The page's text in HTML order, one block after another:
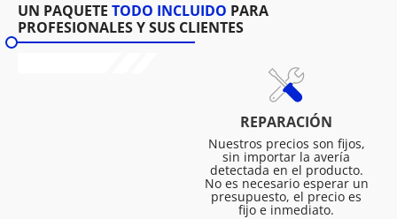
UN PAQUETE TODO INCLUIDO PARA
PROFESIONALES Y SUS CLIENTES
REPARACIÓN
Nuestros precios son fijos,
sin importar la avería
detectada en el producto.
No es necesario esperar un
presupuesto, el precio es
fijo e inmediato.